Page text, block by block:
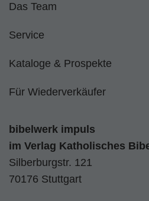
Das Team
Service
Kataloge & Prospekte
Für Wiederverkäufer
bibelwerk impuls
im Verlag Katholisches
Silberburgstr. 121
70176 Stuttgart